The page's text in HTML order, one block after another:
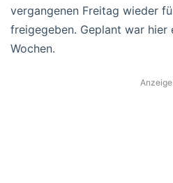
vergangenen Freitag wieder
freigegeben. Geplant war hier
Wochen.
Anzeige